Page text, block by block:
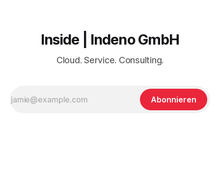
Inside | Indeno GmbH
Cloud. Service. Consulting.
Abonnieren